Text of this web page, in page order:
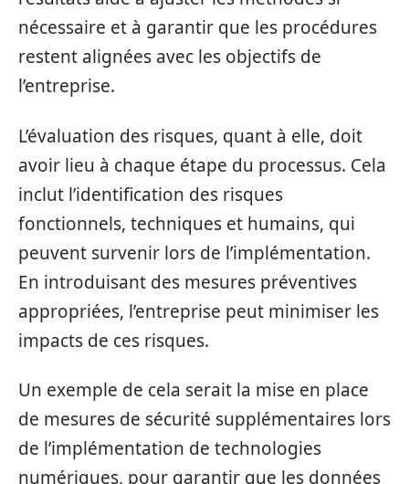
nécessaire et à garantir que les procédures
restent alignées avec les objectifs de
l’entreprise.
L’évaluation des risques, quant à elle, doit
avoir lieu à chaque étape du processus. Cela
inclut l’identification des risques
fonctionnels, techniques et humains, qui
peuvent survenir lors de l’implémentation.
En introduisant des mesures préventives
appropriées, l’entreprise peut minimiser les
impacts de ces risques.
Un exemple de cela serait la mise en place
de mesures de sécurité supplémentaires lors
de l’implémentation de technologies
numériques, pour garantir que les données